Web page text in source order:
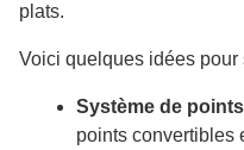
plats.
Voici quelques idées pour
Système de
points convertibles